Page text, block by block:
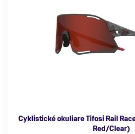
Cyklistické okuliare Tifosi Rail
Red/Clear)